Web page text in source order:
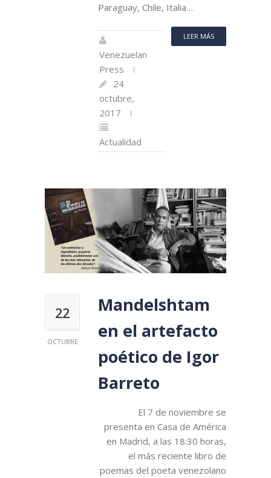
Paraguay, Chile, Italia…
LEER MÁS
Venezuelan
Press
24
octubre,
2017
Actualidad
22
OCTUBRE
Mandelshtam
en el artefacto
poético de Igor
Barreto
El 7 de noviembre se
presenta en Casa de América
en Madrid, a las 18:30 horas,
el más reciente libro de
poemas del poeta venezolano